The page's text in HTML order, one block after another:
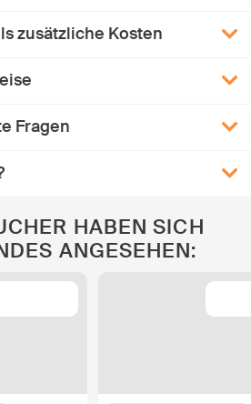
zusätzliche Kosten
Fragen
HABEN SICH
ANGESEHEN: